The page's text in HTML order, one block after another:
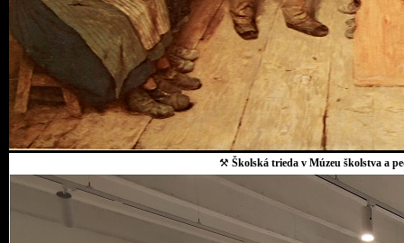
⚒ Školská trieda v Múzeu školstva a